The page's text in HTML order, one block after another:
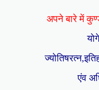
अपने बारे में
एंव